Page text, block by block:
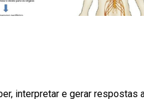
interpretar e gerar